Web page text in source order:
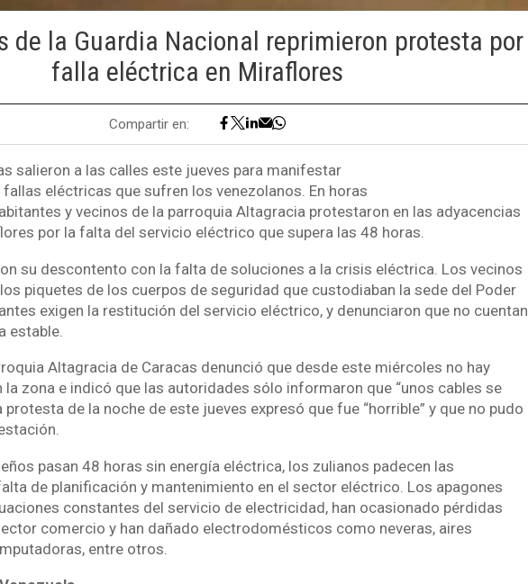
de la Guardia Nacional reprimieron protesta por
falla eléctrica en Miraflores
Compartir en:
salieron a las calles este jueves para manifestar
eléctricas que sufren los venezolanos. En horas
y vecinos de la parroquia Altagracia protestaron en las adyacencias
por la falta del servicio eléctrico que supera las 48 horas.
su descontento con la falta de soluciones a la crisis eléctrica. Los vecinos
piquetes de los cuerpos de seguridad que custodiaban la sede del Poder
exigen la restitución del servicio eléctrico, y denunciaron que no cuentan
estable.
Altagracia de Caracas denunció que desde este miércoles no hay
zona e indicó que las autoridades sólo informaron que “unos cables se
protesta de la noche de este jueves expresó que fue “horrible” y que no pudo
pasan 48 horas sin energía eléctrica, los zulianos padecen las
de planificación y mantenimiento en el sector eléctrico. Los apagones
constantes del servicio de electricidad, han ocasionado pérdidas
comercio y han dañado electrodomésticos como neveras, aires
entre otros.